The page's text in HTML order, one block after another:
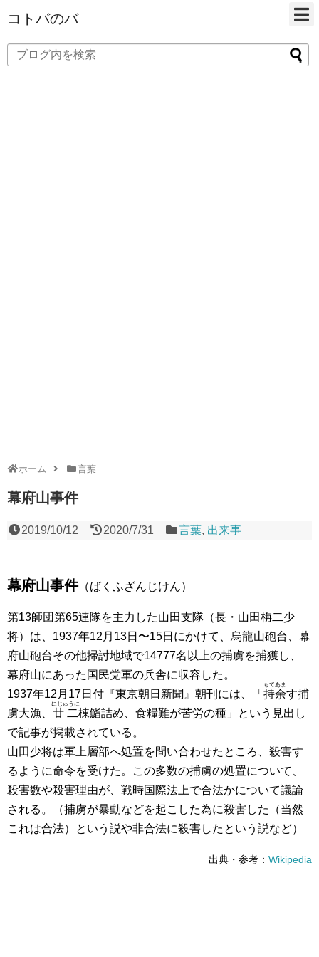
コトバのバ
ホーム 言葉
幕府山事件
2019/10/12 2020/7/31 言葉, 出来事
幕府山事件（ばくふざんじけん）
第13師団第65連隊を主力した山田支隊（長・山田栴二少
将）は、1937年12月13日〜15日にかけて、烏龍山砲台、幕
府山砲台その他掃討地域で14777名以上の捕虜を捕獲し、
幕府山にあった国民党軍の兵舎に収容した。
1937年12月17日付『東京朝日新聞』朝刊には、「 持余
もてあま
す捕
虜大漁、 廿二
にじゅうに
棟鮨詰め、食糧難が苦労の種」という見出し
で記事が掲載されている。
山田少将は軍上層部へ処置を問い合わせたところ、殺害す
るように命令を受けた。この多数の捕虜の処置について、
殺害数や殺害理由が、戦時国際法上で合法かについて議論
される。（捕虜が暴動などを起こした為に殺害した（当然
これは合法）という説や非合法に殺害したという説など）
出典・参考： Wikipedia